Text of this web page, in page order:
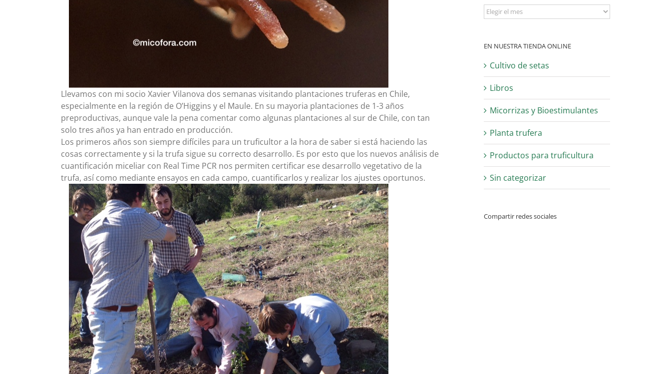
Llevamos con mi socio Xavier Vilanova dos semanas visitando plantaciones truferas en Chile,
especialmente en la región de O’Higgins y el Maule. En su mayoria plantaciones de 1-3 años
preproductivas, aunque vale la pena comentar como algunas plantaciones al sur de Chile, con tan
solo tres años ya han entrado en producción.
Los primeros años son siempre difíciles para un truficultor a la hora de saber si está haciendo las
cosas correctamente y si la trufa sigue su correcto desarrollo. Es por esto que los nuevos análisis de
cuantificación miceliar con Real Time PCR nos permiten certificar ese desarrollo vegetativo de la
trufa, así como mediante ensayos en cada campo, cuantificarlos y realizar los ajustes oportunos.
Archivo
EN NUESTRA TIENDA ONLINE
Cultivo de setas
Libros
Micorrizas y Bioestimulantes
Planta trufera
Productos para truficultura
Sin categorizar
Compartir redes sociales